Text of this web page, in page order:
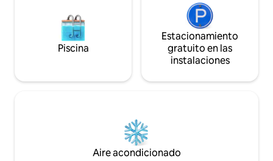
Piscina
Estacionamiento
gratuito en las
instalaciones
Aire acondicionado